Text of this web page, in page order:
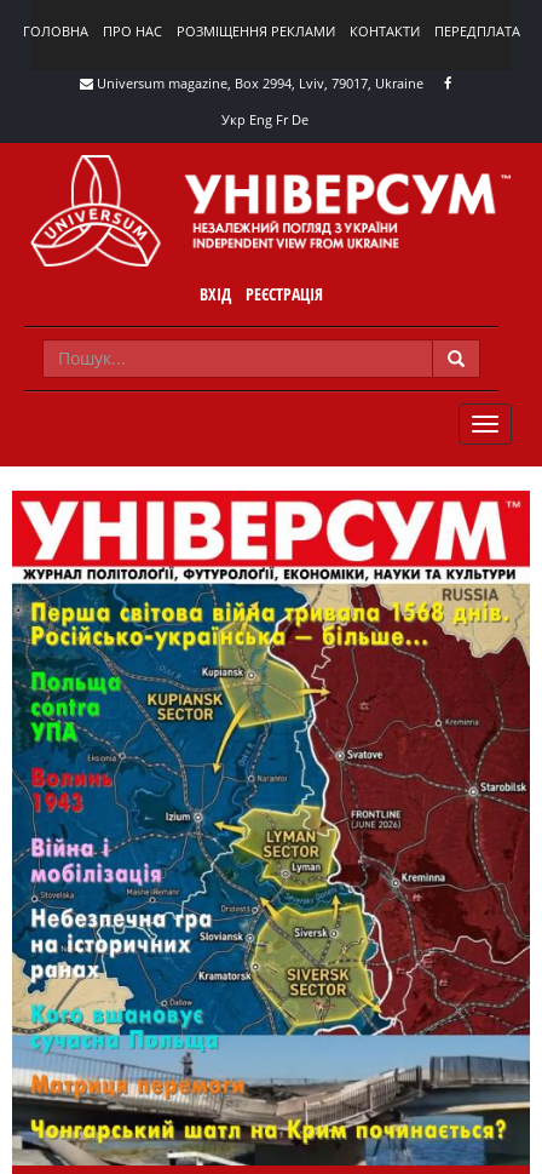
ГОЛОВНА ПРО НАС РОЗМІЩЕННЯ РЕКЛАМИ КОНТАКТИ ПЕРЕДПЛАТА
Universum magazine, Box 2994, Lviv, 79017, Ukraine
Укр Eng Fr De
ВХІД РЕЄСТРАЦІЯ
TOGGLE